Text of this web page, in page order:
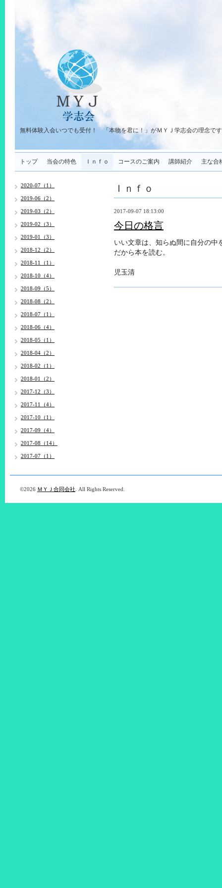
無料体験入会いつでも受付！ 「本物を君に！」がＭＹＪ学志会の理念で
トップ 当会の特色 Ｉｎｆｏ コースのご案内 講師紹介 主な合
Ｉｎｆｏ
2017-09-07 18:13:00
今日の格言
いい文章は、知らぬ間に自分の中
だから本を読む。
児玉清
2020-07（1）
2019-06（2）
2019-03（2）
2019-02（3）
2019-01（3）
2018-12（2）
2018-11（1）
2018-10（4）
2018-09（5）
2018-08（2）
2018-07（1）
2018-06（4）
2018-05（1）
2018-04（2）
2018-02（1）
2018-01（2）
2017-12（3）
2017-11（4）
2017-10（1）
2017-09（4）
2017-08（14）
2017-07（1）
©2026 ＭＹＪ合同会社 . All Rights Reserved.